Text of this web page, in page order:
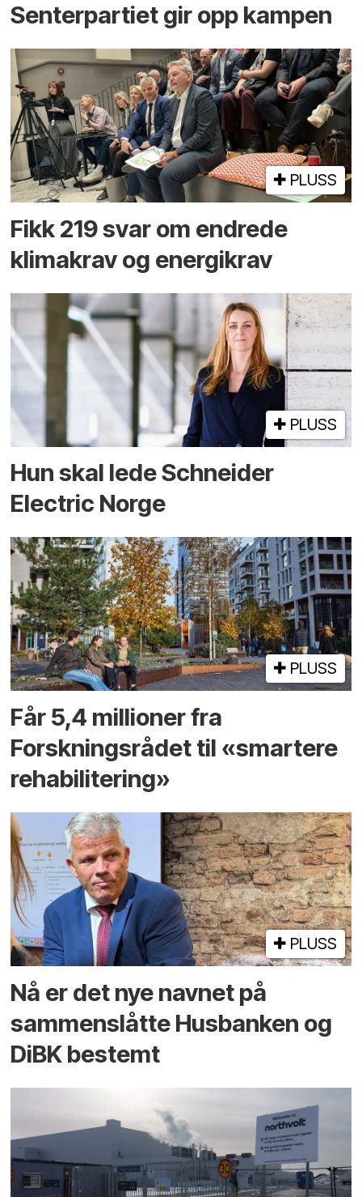
Senterpartiet gir opp kampen
PLUSS
Fikk 219 svar om endrede
klimakrav og energikrav
PLUSS
Hun skal lede Schneider
Electric Norge
PLUSS
Får 5,4 millioner fra
Forskningsrådet til «smartere
rehabilitering»
PLUSS
Nå er det nye navnet på
sammenslåtte Husbanken og
DiBK bestemt